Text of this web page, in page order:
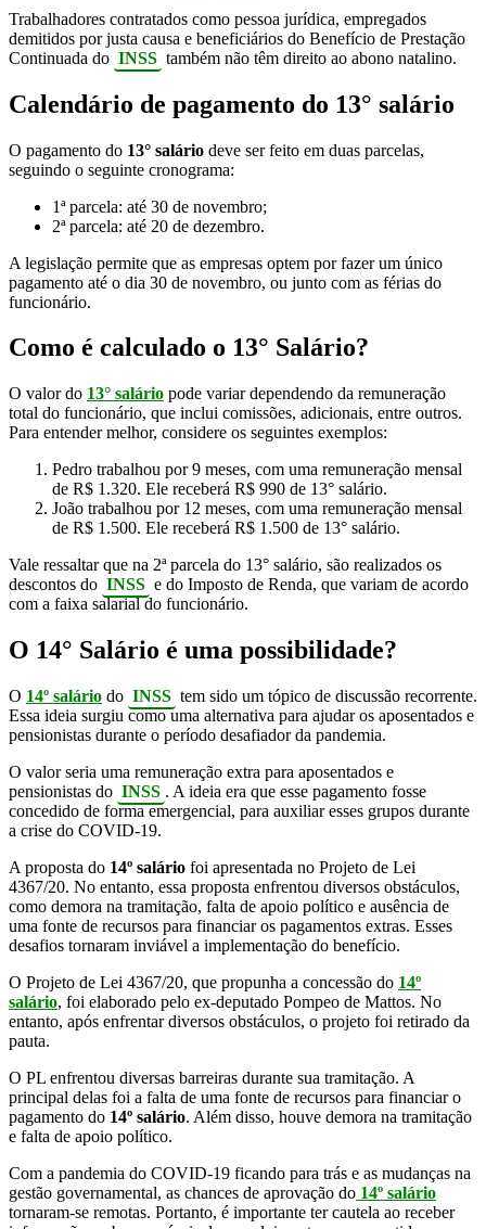
Trabalhadores contratados como pessoa jurídica, empregados
demitidos por justa causa e beneficiários do Benefício de Prestação
Continuada do INSS também não têm direito ao abono natalino.
Calendário de pagamento do 13° salário
O pagamento do 13° salário deve ser feito em duas parcelas,
seguindo o seguinte cronograma:
1ª parcela: até 30 de novembro;
2ª parcela: até 20 de dezembro.
A legislação permite que as empresas optem por fazer um único
pagamento até o dia 30 de novembro, ou junto com as férias do
funcionário.
Como é calculado o 13° Salário?
O valor do 13° salário pode variar dependendo da remuneração
total do funcionário, que inclui comissões, adicionais, entre outros.
Para entender melhor, considere os seguintes exemplos:
Pedro trabalhou por 9 meses, com uma remuneração mensal
de R$ 1.320. Ele receberá R$ 990 de 13° salário.
João trabalhou por 12 meses, com uma remuneração mensal
de R$ 1.500. Ele receberá R$ 1.500 de 13° salário.
Vale ressaltar que na 2ª parcela do 13° salário, são realizados os
descontos do INSS e do Imposto de Renda, que variam de acordo
com a faixa salarial do funcionário.
O 14° Salário é uma possibilidade?
O 14º salário do INSS tem sido um tópico de discussão recorrente.
Essa ideia surgiu como uma alternativa para ajudar os aposentados e
pensionistas durante o período desafiador da pandemia.
O valor seria uma remuneração extra para aposentados e
pensionistas do INSS . A ideia era que esse pagamento fosse
concedido de forma emergencial, para auxiliar esses grupos durante
a crise do COVID-19.
A proposta do 14º salário foi apresentada no Projeto de Lei
4367/20. No entanto, essa proposta enfrentou diversos obstáculos,
como demora na tramitação, falta de apoio político e ausência de
uma fonte de recursos para financiar os pagamentos extras. Esses
desafios tornaram inviável a implementação do benefício.
O Projeto de Lei 4367/20, que propunha a concessão do 14º
salário, foi elaborado pelo ex-deputado Pompeo de Mattos. No
entanto, após enfrentar diversos obstáculos, o projeto foi retirado da
pauta.
O PL enfrentou diversas barreiras durante sua tramitação. A
principal delas foi a falta de uma fonte de recursos para financiar o
pagamento do 14º salário. Além disso, houve demora na tramitação
e falta de apoio político.
Com a pandemia do COVID-19 ficando para trás e as mudanças na
gestão governamental, as chances de aprovação do 14º salário
tornaram-se remotas. Portanto, é importante ter cautela ao receber